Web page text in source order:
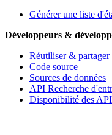
Générer une liste
Développeurs &
Réutiliser & partager
Code source
Sources de données
API Recherche
Disponibilité des API